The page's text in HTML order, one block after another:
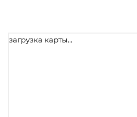
загрузка карты...